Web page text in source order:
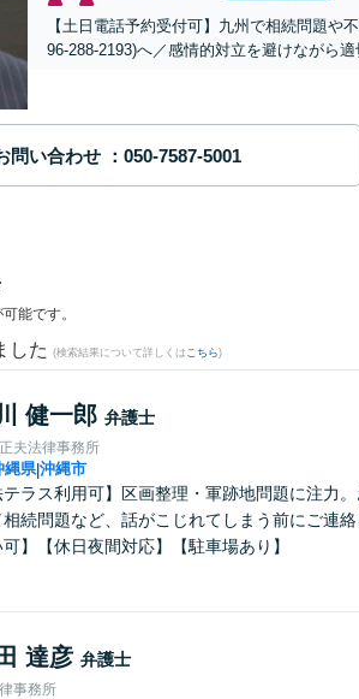
【土日電話予約受付可】九州で相続問題や
96-288-2193)へ／感情的対立を避けながら
問い合わせ
能です。
した (検索結果について詳しくは こちら)
健一郎 弁護士
夫法律事務所
縄県|沖縄市
テラス利用可】区画整理・軍跡地問題に注力
続問題など、話がこじれてしまう前にご連
】【休日夜間対応】【駐車場あり】
達彦 弁護士
事務所